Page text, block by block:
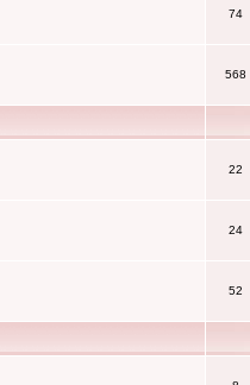
74
568
22
24
52